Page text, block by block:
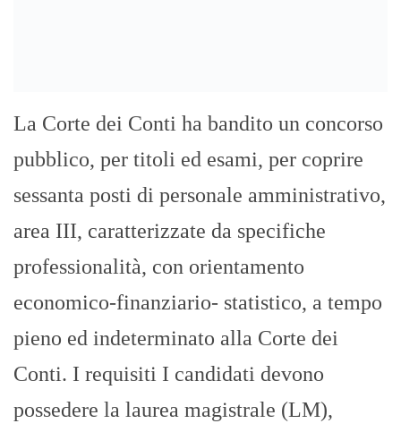
Conti. I requisiti I candidati devono
possedere la laurea magistrale (LM),
appartenente ad una delle seguenti
classi: […]
Sicilia: non solo differenziata .
Legambiente, “Termovalorizzatori,
idea vecchia di 20 anni. Serve
produrre energia dagli scarti”